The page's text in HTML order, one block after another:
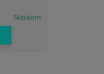
Skladom